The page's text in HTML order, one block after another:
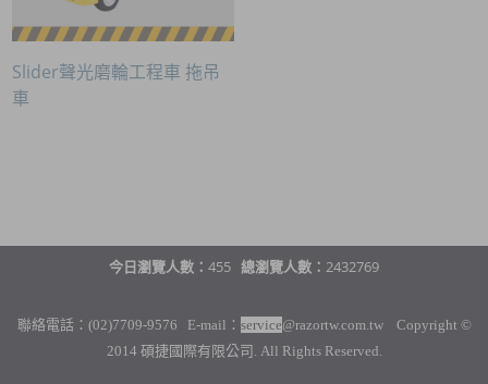
Slider聲光磨輪工程車 拖吊
車
今日瀏覽人數： 455 總瀏覽人數： 2432769
聯絡電話：(02)7709-9576 E-mail： service@razortw.com.tw Copyright ©
2014 碩捷國際有限公司. All Rights Reserved.